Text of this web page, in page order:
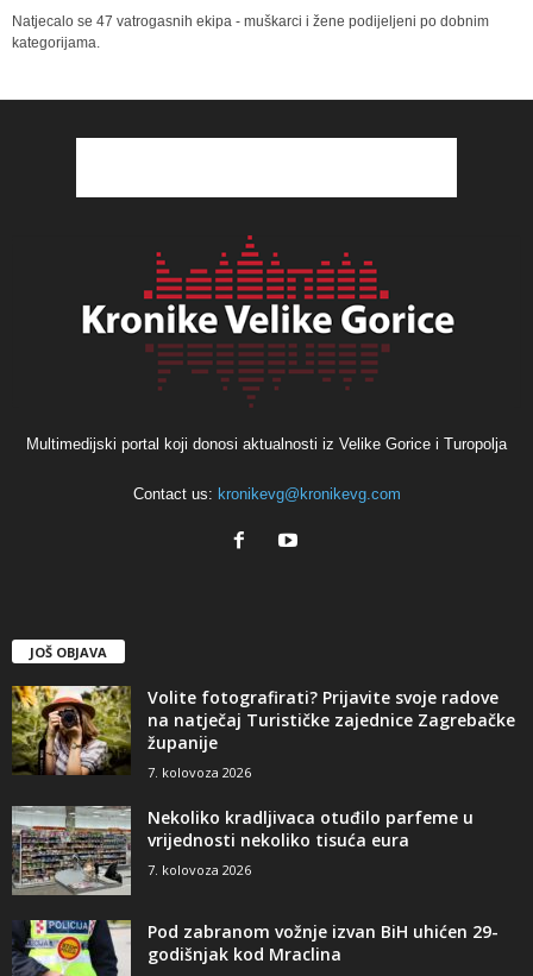
Natjecalo se 47 vatrogasnih ekipa - muškarci i žene podijeljeni po dobnim
kategorijama.
Multimedijski portal koji donosi aktualnosti iz Velike Gorice i Turopolja
Contact us: kronikevg@kronikevg.com
JOŠ OBJAVA
Volite fotografirati? Prijavite svoje radove
na natječaj Turističke zajednice Zagrebačke
županije
7. kolovoza 2026
Nekoliko kradljivaca otuđilo parfeme u
vrijednosti nekoliko tisuća eura
7. kolovoza 2026
Pod zabranom vožnje izvan BiH uhićen 29-
godišnjak kod Mraclina